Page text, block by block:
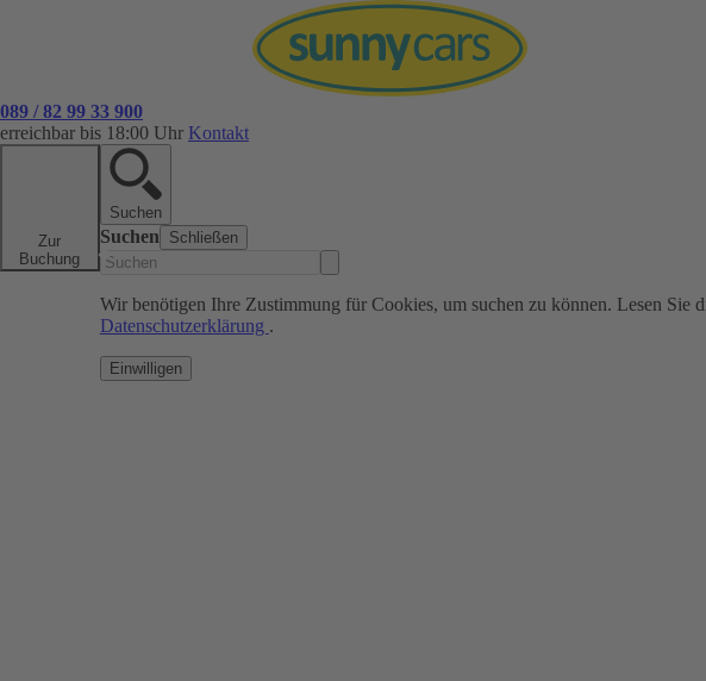
089 / 82 99 33 900
erreichbar bis 18:00 Uhr Kontakt
Zur
Buchung
Suchen
Suchen Schließen
Wir benötigen Ihre Zustimmung für Cookies, um suchen zu können. Lesen Sie
Datenschutzerklärung .
Einwilligen